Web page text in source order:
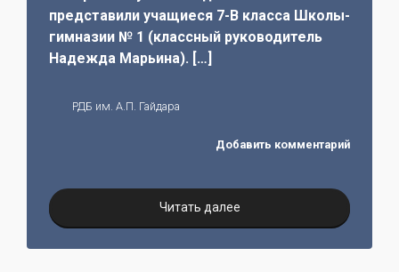
представили учащиеся 7-В класса Школы-
гимназии № 1 (классный руководитель
Надежда Марьина). […]
РДБ им. А.П. Гайдара
Добавить комментарий
Читать далее